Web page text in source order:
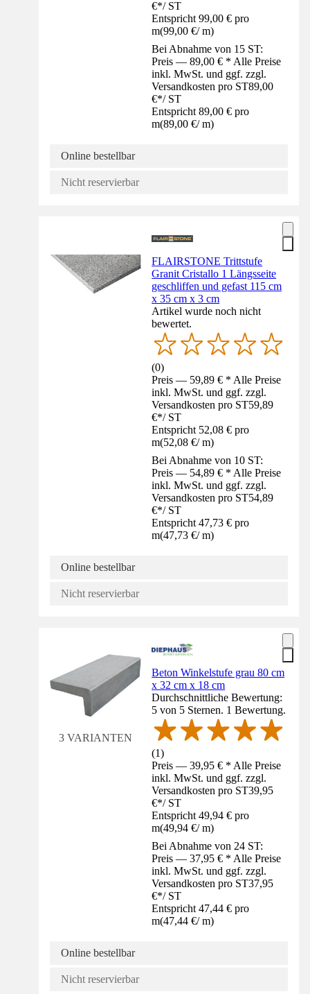
€*/ ST
Entspricht 99,00 € pro
m(99,00 €/ m)
Bei Abnahme von 15 ST:
Preis — 89,00 € * Alle Preise
inkl. MwSt. und ggf. zzgl.
Versandkosten pro ST89,00
€*/ ST
Entspricht 89,00 € pro
m(89,00 €/ m)
Online bestellbar
Nicht reservierbar
FLAIRSTONE Trittstufe
Granit Cristallo 1 Längsseite
geschliffen und gefast 115 cm
x 35 cm x 3 cm
Artikel wurde noch nicht
bewertet.
(0)
Preis — 59,89 € * Alle Preise
inkl. MwSt. und ggf. zzgl.
Versandkosten pro ST59,89
€*/ ST
Entspricht 52,08 € pro
m(52,08 €/ m)
Bei Abnahme von 10 ST:
Preis — 54,89 € * Alle Preise
inkl. MwSt. und ggf. zzgl.
Versandkosten pro ST54,89
€*/ ST
Entspricht 47,73 € pro
m(47,73 €/ m)
Online bestellbar
Nicht reservierbar
3 VARIANTEN
Beton Winkelstufe grau 80 cm
x 32 cm x 18 cm
Durchschnittliche Bewertung:
5 von 5 Sternen. 1 Bewertung.
(1)
Preis — 39,95 € * Alle Preise
inkl. MwSt. und ggf. zzgl.
Versandkosten pro ST39,95
€*/ ST
Entspricht 49,94 € pro
m(49,94 €/ m)
Bei Abnahme von 24 ST:
Preis — 37,95 € * Alle Preise
inkl. MwSt. und ggf. zzgl.
Versandkosten pro ST37,95
€*/ ST
Entspricht 47,44 € pro
m(47,44 €/ m)
Online bestellbar
Nicht reservierbar